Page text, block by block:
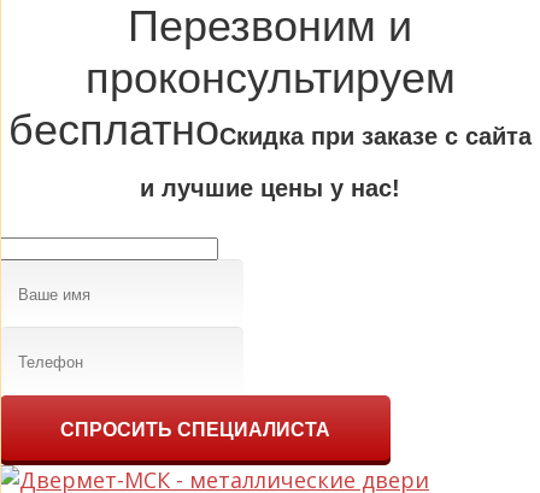
Перезвоним и
проконсультируем
бесплатноCкидка при заказе с сайта
и лучшие цены у нас!
СПРОСИТЬ СПЕЦИАЛИСТА